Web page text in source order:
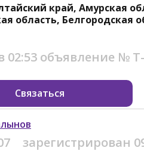
край, Амурская
область, Белгородская
02:53 объявление №
Связаться
зарегистрирован